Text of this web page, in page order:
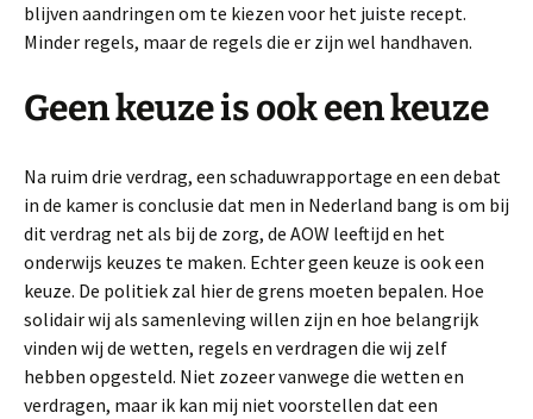
blijven aandringen om te kiezen voor het juiste recept.
Minder regels, maar de regels die er zijn wel handhaven.
Geen keuze is ook een keuze
Na ruim drie verdrag, een schaduwrapportage en een debat
in de kamer is conclusie dat men in Nederland bang is om bij
dit verdrag net als bij de zorg, de AOW leeftijd en het
onderwijs keuzes te maken. Echter geen keuze is ook een
keuze. De politiek zal hier de grens moeten bepalen. Hoe
solidair wij als samenleving willen zijn en hoe belangrijk
vinden wij de wetten, regels en verdragen die wij zelf
hebben opgesteld. Niet zozeer vanwege die wetten en
verdragen, maar ik kan mij niet voorstellen dat een